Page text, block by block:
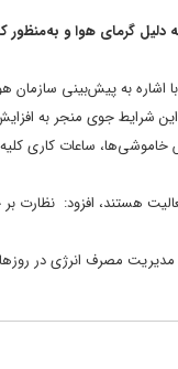
دلیل گرمای هوا و
هستند، افزود:
مدیریت مصرف انرژی در